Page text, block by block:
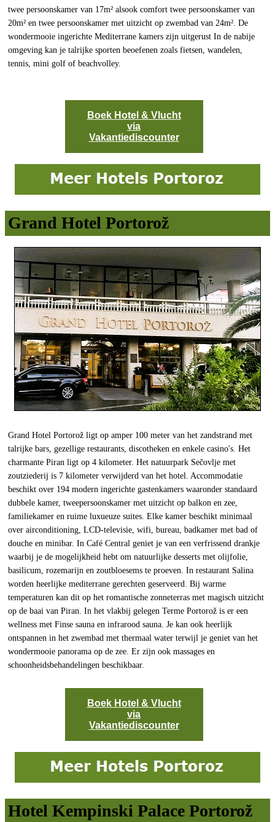
twee persoonskamer van 17m² alsook comfort twee persoonskamer van
20m² en twee persoonskamer met uitzicht op zwembad van 24m². De
wondermooie ingerichte Mediterrane kamers zijn uitgerust In de nabije
omgeving kan je talrijke sporten beoefenen zoals fietsen, wandelen,
tennis, mini golf of beachvolley.
Boek Hotel & Vlucht
via
Vakantiediscounter
Grand Hotel Portorož
Grand Hotel Portorož ligt op amper 100 meter van het zandstrand met
talrijke bars, gezellige restaurants, discotheken en enkele casino's. Het
charmante Piran ligt op 4 kilometer. Het natuurpark Sečovlje met
zoutziederij is 7 kilometer verwijderd van het hotel. Accommodatie
beschikt over 194 modern ingerichte gastenkamers waaronder standaard
dubbele kamer, tweepersoonskamer met uitzicht op balkon en zee,
familiekamer en ruime luxueuze suites. Elke kamer beschikt minimaal
over airconditioning, LCD-televisie, wifi, bureau, badkamer met bad of
douche en minibar. In Café Central geniet je van een verfrissend drankje
waarbij je de mogelijkheid hebt om natuurlijke desserts met olijfolie,
basilicum, rozemarijn en zoutbloesems te proeven. In restaurant Salina
worden heerlijke mediterrane gerechten geserveerd. Bij warme
temperaturen kan dit op het romantische zonneterras met magisch uitzicht
op de baai van Piran. In het vlakbij gelegen Terme Portorož is er een
wellness met Finse sauna en infrarood sauna. Je kan ook heerlijk
ontspannen in het zwembad met thermaal water terwijl je geniet van het
wondermooie panorama op de zee. Er zijn ook massages en
schoonheidsbehandelingen beschikbaar.
Boek Hotel & Vlucht
via
Vakantiediscounter
Hotel Kempinski Palace Portorož